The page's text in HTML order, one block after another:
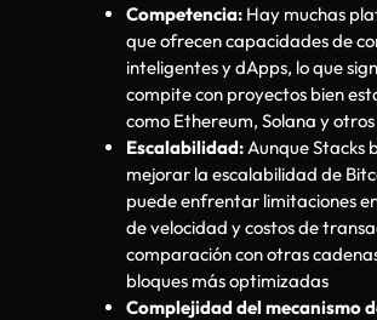
Competencia: Hay muchas
que ofrecen capacidades de
inteligentes y dApps, lo que
compite con proyectos bien
como Ethereum, Solana y otros
Escalabilidad: Aunque Stacks
mejorar la escalabilidad de
puede enfrentar limitaciones
de velocidad y costos de
comparación con otras
bloques más optimizadas
Complejidad del mecanismo